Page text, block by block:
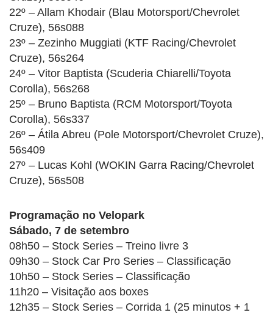
22º – Allam Khodair (Blau Motorsport/Chevrolet
Cruze), 56s088
23º – Zezinho Muggiati (KTF Racing/Chevrolet
Cruze), 56s264
24º – Vitor Baptista (Scuderia Chiarelli/Toyota
Corolla), 56s268
25º – Bruno Baptista (RCM Motorsport/Toyota
Corolla), 56s337
26º – Átila Abreu (Pole Motorsport/Chevrolet Cruze),
56s409
27º – Lucas Kohl (WOKIN Garra Racing/Chevrolet
Cruze), 56s508
Programação no Velopark
Sábado, 7 de setembro
08h50 – Stock Series – Treino livre 3
09h30 – Stock Car Pro Series – Classificação
10h50 – Stock Series – Classificação
11h20 – Visitação aos boxes
12h35 – Stock Series – Corrida 1 (25 minutos + 1